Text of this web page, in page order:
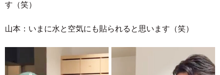
す（笑）
山本：いまに水と空気にも貼られると思います（笑）